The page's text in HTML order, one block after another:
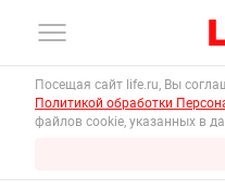
Посещая сайт life.ru, Вы
Политикой обработки
файлов cookie, указанных в